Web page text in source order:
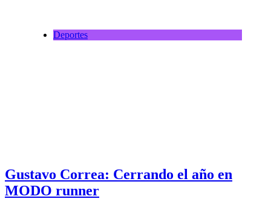
Deportes
Gustavo Correa: Cerrando el año en
MODO runner